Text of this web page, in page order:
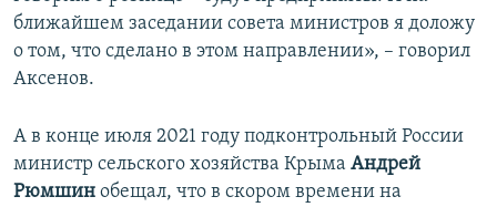
ближайшем заседании совета министров я доложу
о том, что сделано в этом направлении», – говорил
Аксенов.
А в конце июля 2021 году подконтрольный России
министр сельского хозяйства Крыма Андрей
Рюмшин обещал, что в скором времени на